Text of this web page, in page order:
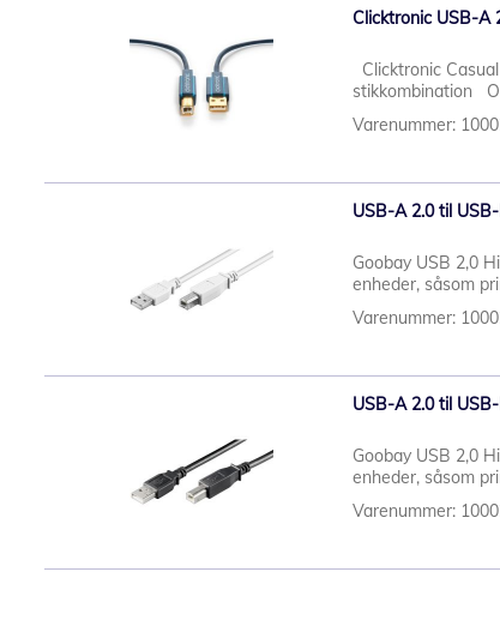
Clicktronic USB-A
Clicktronic
stikkombination
Varenummer:
USB-A 2.0 til
Goobay USB 2,0
enheder, såsom
Varenummer:
USB-A 2.0 til
Goobay USB 2,0
enheder, såsom
Varenummer: